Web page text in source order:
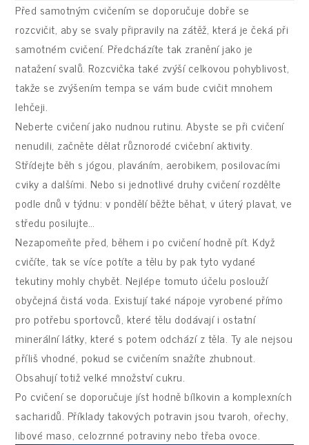
Před samotným cvičením se doporučuje dobře se
rozcvičit, aby se svaly připravily na zátěž, která je čeká při
samotném cvičení. Předcházíte tak zranění jako je
natažení svalů. Rozcvička také zvýší celkovou pohyblivost,
takže se zvýšením tempa se vám bude cvičit mnohem
lehčeji.
Neberte cvičení jako nudnou rutinu. Abyste se při cvičení
nenudili, začněte dělat různorodé cvičební aktivity.
Střídejte běh s jógou, plaváním, aerobikem, posilovacími
cviky a dalšími. Nebo si jednotlivé druhy cvičení rozdělte
podle dnů v týdnu: v pondělí běžte běhat, v úterý plavat, ve
středu posilujte…
Nezapomeňte před, během i po cvičení hodně pít. Když
cvičíte, tak se více potíte a tělu by pak tyto vydané
tekutiny mohly chybět. Nejlépe tomuto účelu poslouží
obyčejná čistá voda. Existují také nápoje vyrobené přímo
pro potřebu sportovců, které tělu dodávají i ostatní
minerální látky, které s potem odchází z těla. Ty ale nejsou
příliš vhodné, pokud se cvičením snažíte zhubnout.
Obsahují totiž velké množství cukru.
Po cvičení se doporučuje jíst hodně bílkovin a komplexních
sacharidů. Příklady takových potravin jsou tvaroh, ořechy,
libové maso, celozrnné potraviny nebo třeba ovoce.